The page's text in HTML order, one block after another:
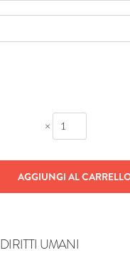
×
AGGIUNGI AL
DIRITTI UMANI